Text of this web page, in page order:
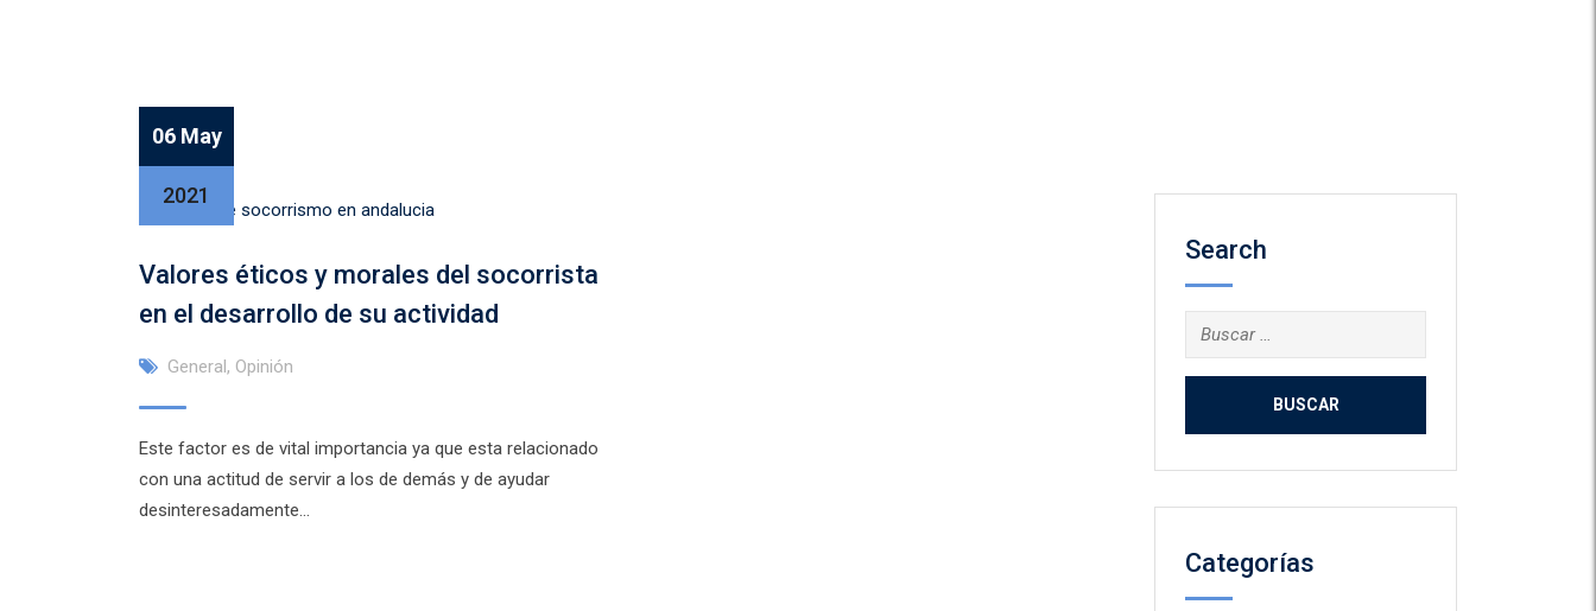
06 May
2021
Valores éticos y morales del socorrista
en el desarrollo de su actividad
General, Opinión
Este factor es de vital importancia ya que esta relacionado
con una actitud de servir a los de demás y de ayudar
desinteresadamente…
Search
Buscar:
Categorías